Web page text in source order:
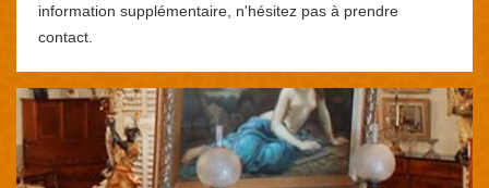
information supplémentaire, n'hésitez pas à prendre
contact.